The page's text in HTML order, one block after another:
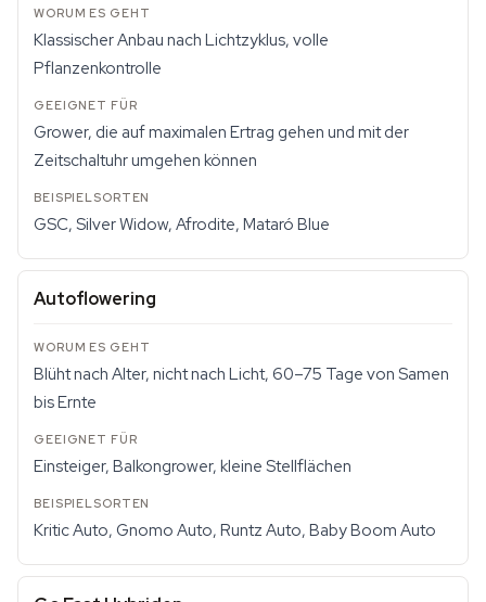
Klassischer Anbau nach Lichtzyklus, volle
Pflanzenkontrolle
Grower, die auf maximalen Ertrag gehen und mit der
Zeitschaltuhr umgehen können
GSC, Silver Widow, Afrodite, Mataró Blue
Autoflowering
Blüht nach Alter, nicht nach Licht, 60–75 Tage von Samen
bis Ernte
Einsteiger, Balkongrower, kleine Stellflächen
Kritic Auto, Gnomo Auto, Runtz Auto, Baby Boom Auto